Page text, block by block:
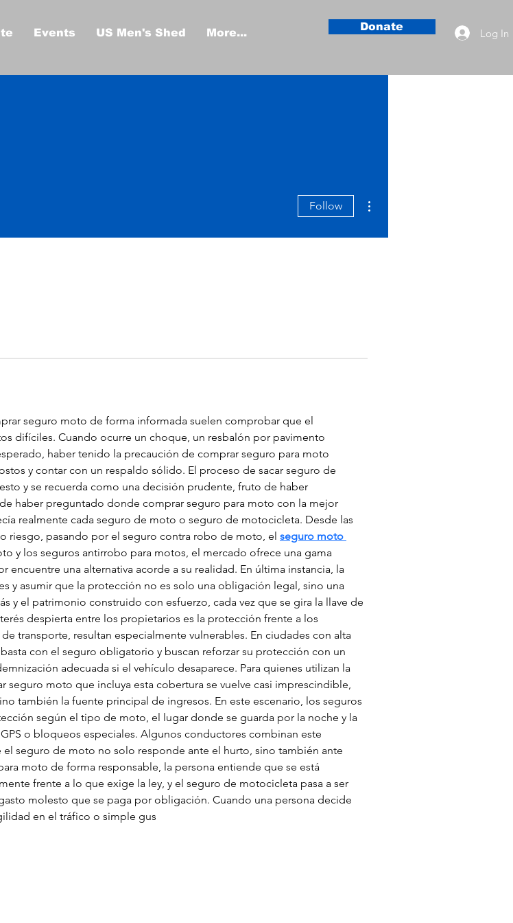
Events US Men's Shed More...
Donate Log In
seguro moto de forma informada suelen comprobar que el
difíciles. Cuando ocurre un choque, un resbalón por pavimento
haber tenido la precaución de comprar seguro para moto
y contar con un respaldo sólido. El proceso de sacar seguro de
y se recuerda como una decisión prudente, fruto de haber
haber preguntado donde comprar seguro para moto con la mejor
realmente cada seguro de moto o seguro de motocicleta. Desde las
riesgo, pasando por el seguro contra robo de moto, el seguro moto
y los seguros antirrobo para motos, el mercado ofrece una gama
una alternativa acorde a su realidad. En última instancia, la
y asumir que la protección no es solo una obligación legal, sino una
y el patrimonio construido con esfuerzo, cada vez que se gira la llave de
despierta entre los propietarios es la protección frente a los
transporte, resultan especialmente vulnerables. En ciudades con alta
con el seguro obligatorio y buscan reforzar su protección con un
adecuada si el vehículo desaparece. Para quienes utilizan la
moto que incluya esta cobertura se vuelve casi imprescindible,
también la fuente principal de ingresos. En este escenario, los seguros
según el tipo de moto, el lugar donde se guarda por la noche y la
o bloqueos especiales. Algunos conductores combinan este
seguro de moto no solo responde ante el hurto, sino también ante
moto de forma responsable, la persona entiende que se está
frente a lo que exige la ley, y el seguro de motocicleta pasa a ser
molesto que se paga por obligación. Cuando una persona decide
en el tráfico o simple gus
Follow